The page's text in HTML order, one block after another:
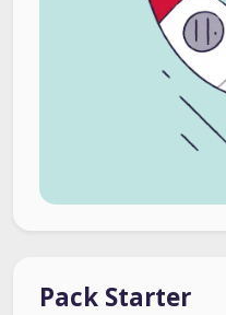
Pack Starter